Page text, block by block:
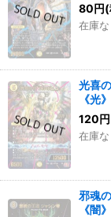
80円
在庫な
光喜
《光》
120円
在庫な
邪魂
《闇》